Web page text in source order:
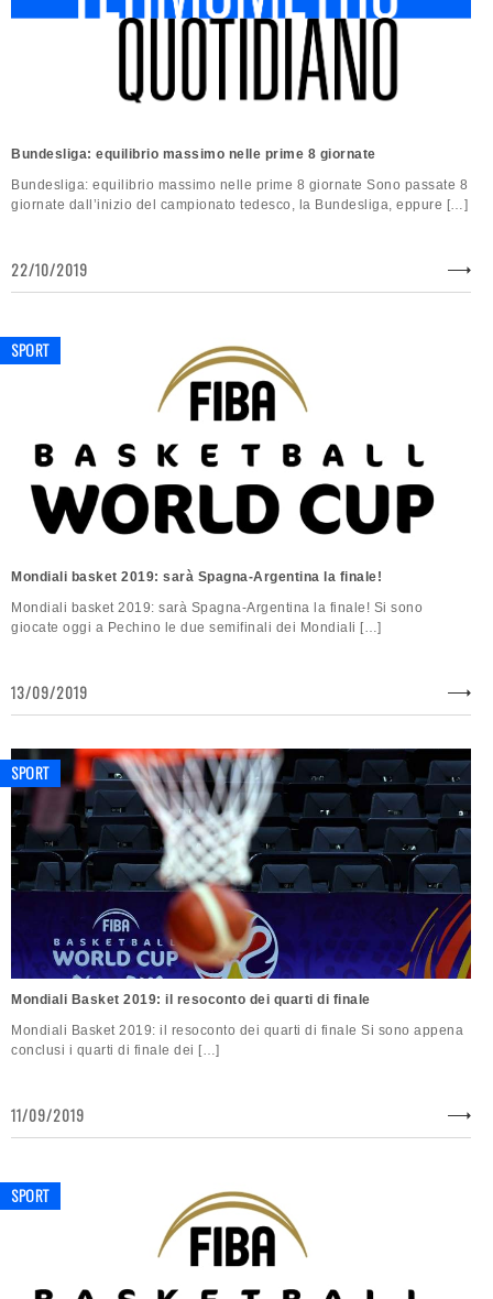
Bundesliga: equilibrio massimo nelle prime 8 giornate
Bundesliga: equilibrio massimo nelle prime 8 giornate Sono passate 8
giornate dall’inizio del campionato tedesco, la Bundesliga, eppure […]
22/10/2019
SPORT
Mondiali basket 2019: sarà Spagna-Argentina la finale!
Mondiali basket 2019: sarà Spagna-Argentina la finale! Si sono
giocate oggi a Pechino le due semifinali dei Mondiali […]
13/09/2019
SPORT
Mondiali Basket 2019: il resoconto dei quarti di finale
Mondiali Basket 2019: il resoconto dei quarti di finale Si sono appena
conclusi i quarti di finale dei […]
11/09/2019
SPORT